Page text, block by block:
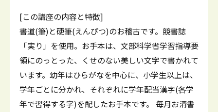
[この講座の内容と特徴]
書道(筆)と硬筆(えんぴつ)のお稽古です。競書誌
「実り」を使用。お手本は、文部科学省学習指導要
領にのっとった、くせのない美しい文字で書かれて
います。幼年はひらがなを中心に、小学生以上は、
学年ごとに分かれ、それぞれに学年配当漢字(各学
年で習得する字)を配したお手本です。 毎月お清書